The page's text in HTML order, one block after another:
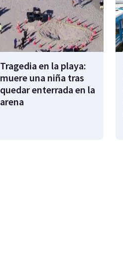
Tragedia en la playa:
muere una niña tras
quedar enterrada en la
arena